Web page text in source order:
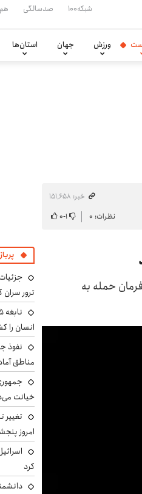
شبکه۱۰۰ صدسالگی
ورزش جهان استان‌ها
خبر: ۱۵۱٬۶۵۸
نظرات: ۰ ۱-۰
حمله به
ترور سران
انسان را
نفوذ
مناطق
خیانت
تغییر
امروز پنجشنبه ۱۵ مرداد
کرد